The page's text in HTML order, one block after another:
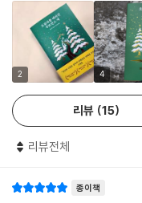
웃음의 끝에서 묵직한 감
“어쩌면 우리는 모두 각자
가장 어두운 밤을 지나는 모
이 소설은 단순히 ‘회르트
다. 헨드릭 흐룬은 주인공의
진 고립된 자아를 불러낸다
들…. 드러내지 않아도 우리
2 4
리뷰 15
리뷰전체
종이책